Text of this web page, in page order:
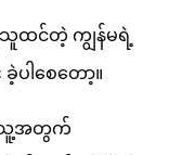
သူထင်တဲ့ ကျွန်မရဲ့
ပါစေတော့။
သူ့အတွက်